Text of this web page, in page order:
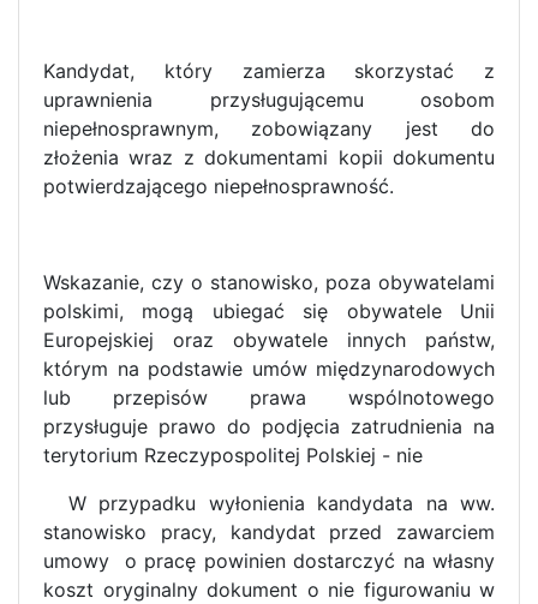
Kandydat, który zamierza skorzystać z
uprawnienia przysługującemu osobom
niepełnosprawnym, zobowiązany jest do
złożenia wraz z dokumentami kopii dokumentu
potwierdzającego niepełnosprawność.
Wskazanie, czy o stanowisko, poza obywatelami
polskimi, mogą ubiegać się obywatele Unii
Europejskiej oraz obywatele innych państw,
którym na podstawie umów międzynarodowych
lub przepisów prawa wspólnotowego
przysługuje prawo do podjęcia zatrudnienia na
terytorium Rzeczypospolitej Polskiej - nie
W przypadku wyłonienia kandydata na ww.
stanowisko pracy, kandydat przed zawarciem
umowy
o pracę powinien dostarczyć na własny
koszt oryginalny dokument o nie figurowaniu w